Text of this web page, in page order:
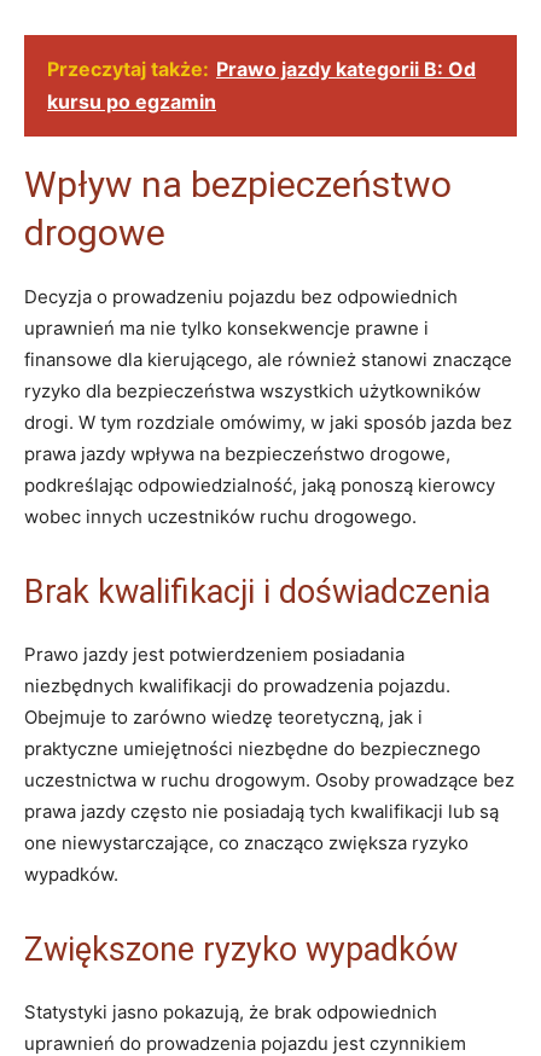
Przeczytaj także: Prawo jazdy kategorii B: Od
kursu po egzamin
Wpływ na bezpieczeństwo
drogowe
Decyzja o prowadzeniu pojazdu bez odpowiednich
uprawnień ma nie tylko konsekwencje prawne i
finansowe dla kierującego, ale również stanowi znaczące
ryzyko dla bezpieczeństwa wszystkich użytkowników
drogi. W tym rozdziale omówimy, w jaki sposób jazda bez
prawa jazdy wpływa na bezpieczeństwo drogowe,
podkreślając odpowiedzialność, jaką ponoszą kierowcy
wobec innych uczestników ruchu drogowego.
Brak kwalifikacji i doświadczenia
Prawo jazdy jest potwierdzeniem posiadania
niezbędnych kwalifikacji do prowadzenia pojazdu.
Obejmuje to zarówno wiedzę teoretyczną, jak i
praktyczne umiejętności niezbędne do bezpiecznego
uczestnictwa w ruchu drogowym. Osoby prowadzące bez
prawa jazdy często nie posiadają tych kwalifikacji lub są
one niewystarczające, co znacząco zwiększa ryzyko
wypadków.
Zwiększone ryzyko wypadków
Statystyki jasno pokazują, że brak odpowiednich
uprawnień do prowadzenia pojazdu jest czynnikiem